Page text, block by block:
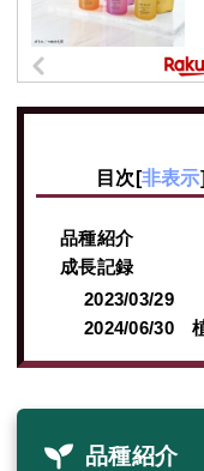
目次[非表示
品種紹介
成長記録
2023/03/29
2024/06/30
品種紹介